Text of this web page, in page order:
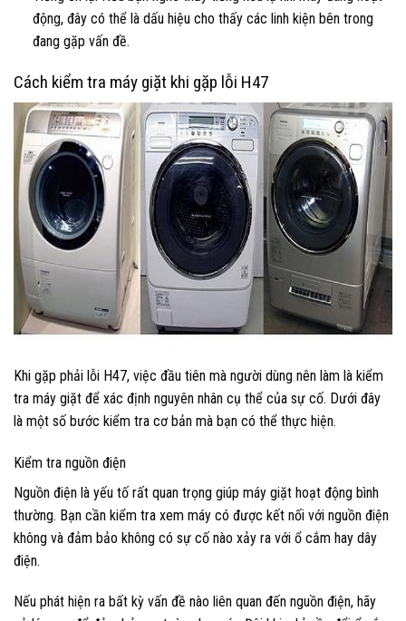
động, đây có thể là dấu hiệu cho thấy các linh kiện bên trong
đang gặp vấn đề.
Cách kiểm tra máy giặt khi gặp lỗi H47
Khi gặp phải lỗi H47, việc đầu tiên mà người dùng nên làm là kiểm
tra máy giặt để xác định nguyên nhân cụ thể của sự cố. Dưới đây
là một số bước kiểm tra cơ bản mà bạn có thể thực hiện.
Kiểm tra nguồn điện
Nguồn điện là yếu tố rất quan trọng giúp máy giặt hoạt động bình
thường. Bạn cần kiểm tra xem máy có được kết nối với nguồn điện
không và đảm bảo không có sự cố nào xảy ra với ổ cắm hay dây
điện.
Nếu phát hiện ra bất kỳ vấn đề nào liên quan đến nguồn điện, hãy